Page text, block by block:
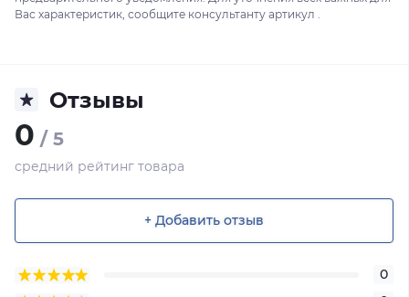
Вас характеристик, сообщите консультанту артикул .
Отзывы
0 / 5
средний рейтинг товара
+ Добавить отзыв
0